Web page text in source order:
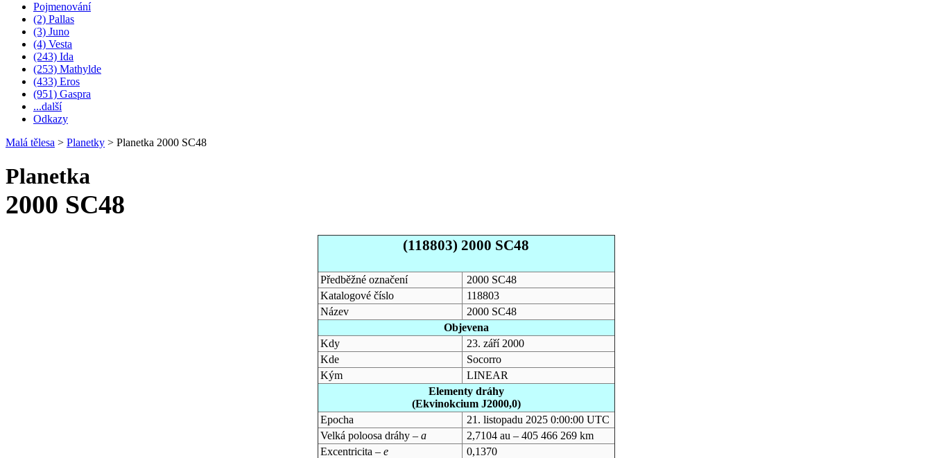
Pojmenování
(2) Pallas
(3) Juno
(4) Vesta
(243) Ida
(253) Mathylde
(433) Eros
(951) Gaspra
...další
Odkazy
Malá tělesa > Planetky > Planetka 2000 SC48
Planetka
2000 SC48
(118803) 2000 SC48
Předběžné označení
2000 SC48
Katalogové číslo
118803
Název
2000 SC48
Objevena
Kdy
23. září 2000
Kde
Socorro
Kým
LINEAR
Elementy dráhy
(Ekvinokcium J2000,0)
Epocha
21. listopadu 2025 0:00:00 UTC
Velká poloosa dráhy – a
2,7104 au – 405 466 269 km
Excentricita – e
0,1370